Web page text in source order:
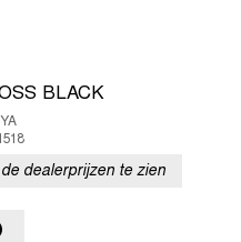
BLACK
dealerprijzen te zien